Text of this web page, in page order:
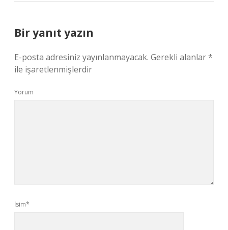
Bir yanıt yazın
E-posta adresiniz yayınlanmayacak. Gerekli alanlar*
ile işaretlenmişlerdir
Yorum
İsim*